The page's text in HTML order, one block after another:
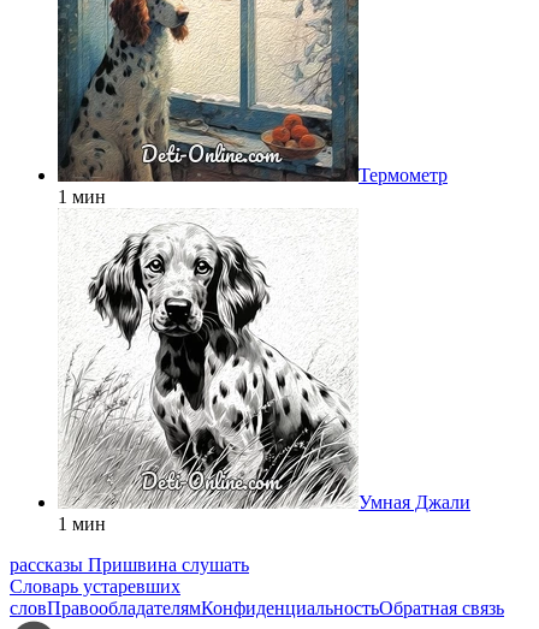
Термометр
1 мин
Умная Джали
1 мин
рассказы Пришвина слушать
Словарь устаревших
словПравообладателямКонфиденциальностьОбратная связь